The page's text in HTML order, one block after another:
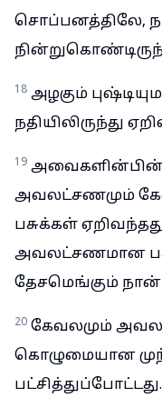
சொப்பனத்திலே,
18 அழகும்
நதியிலிருந்து
19 அவைகளின்பின்
அவலட்சணமும்
பசுக்கள்
அவலட்சணமான
தேசமெங்கும்
20 கேவலமும்
கொழுமையான
பட்சித்துப்போட்டது.